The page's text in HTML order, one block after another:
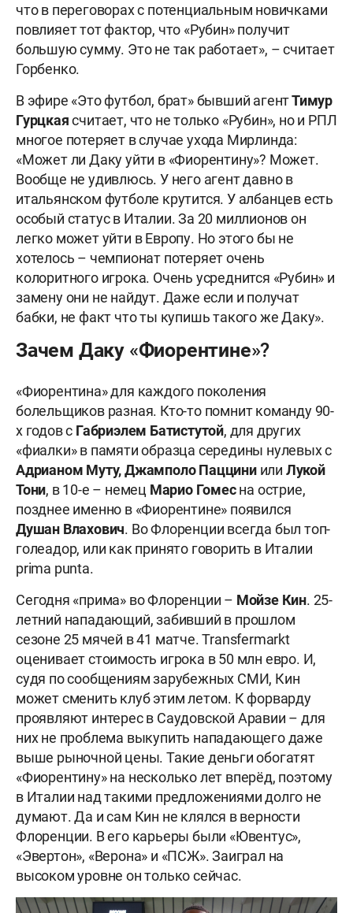
что в переговорах с потенциальным новичками
повлияет тот фактор, что «Рубин» получит
большую сумму. Это не так работает», – считает
Горбенко.
В эфире «Это футбол, брат» бывший агентТимур
Гурцкаясчитает, что не только «Рубин», но и РПЛ
многое потеряет в случае ухода Мирлинда:
«Может ли Даку уйти в «Фиорентину»? Может.
Вообще не удивлюсь. У него агент давно в
итальянском футболе крутится. У албанцев есть
особый статус в Италии. За 20 миллионов он
легко может уйти в Европу. Но этого бы не
хотелось – чемпионат потеряет очень
колоритного игрока. Очень усреднится «Рубин» и
замену они не найдут. Даже если и получат
бабки, не факт что ты купишь такого же Даку».
Зачем Даку «Фиорентине»?
«Фиорентина» для каждого поколения
болельщиков разная. Кто-то помнит команду 90-
х годов с Габриэлем Батистутой, для других
«фиалки» в памяти образца середины нулевых с
Адрианом Муту, Джамполо Паццини или Лукой
Тони, в 10-е – немец Марио Гомесна острие,
позднее именно в «Фиорентине» появился
Душан Влахович. Во Флоренции всегда был топ-
голеадор, или как принято говорить в Италии
prima punta.
Сегодня «прима» во Флоренции – Мойзе Кин. 25-
летний нападающий, забивший в прошлом
сезоне 25 мячей в 41 матче. Transfermarkt
оценивает стоимость игрока в 50 млн евро. И,
судя по сообщениям зарубежных СМИ, Кин
может сменить клуб этим летом. К форварду
проявляют интерес в Саудовской Аравии – для
них не проблема выкупить нападающего даже
выше рыночной цены. Такие деньги обогатят
«Фиорентину» на несколько лет вперёд, поэтому
в Италии над такими предложениями долго не
думают. Да и сам Кин не клялся в верности
Флоренции. В его карьеры были «Ювентус»,
«Эвертон», «Верона» и «ПСЖ». Заиграл на
высоком уровне он только сейчас.